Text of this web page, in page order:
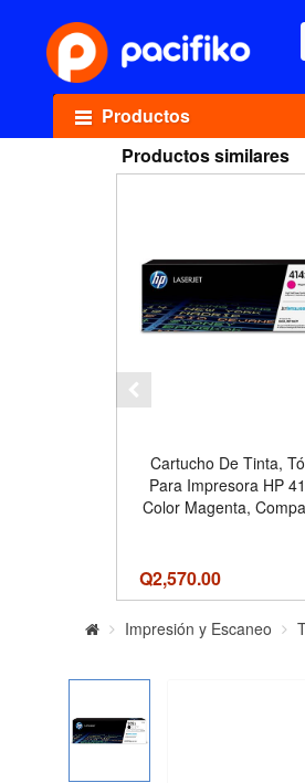
Productos
Productos similares
Cartucho De Tinta,
Para Impresora HP
Color Magenta,
Q2,570.00
Impresión y Escaneo